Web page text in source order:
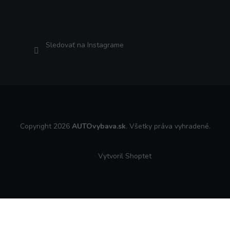
Sledovať na Instagrame
Copyright 2026 AUTOvybava.sk. Všetky práva vyhradené.
Vytvoril Shoptet